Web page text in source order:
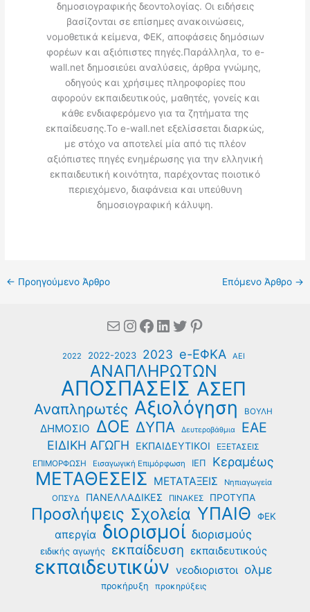
δημοσιογραφικής δεοντολογίας. Οι ειδήσεις
βασίζονται σε επίσημες ανακοινώσεις,
νομοθετικά κείμενα, ΦΕΚ, αποφάσεις δημόσιων
φορέων και αξιόπιστες πηγές.Παράλληλα, το e-
wall.net δημοσιεύει αναλύσεις, άρθρα γνώμης,
οδηγούς και χρήσιμες πληροφορίες που
αφορούν εκπαιδευτικούς, μαθητές, γονείς και
κάθε ενδιαφερόμενο για τα ζητήματα της
εκπαίδευσης.Το e-wall.net εξελίσσεται διαρκώς,
με στόχο να αποτελεί μία από τις πλέον
αξιόπιστες πηγές ενημέρωσης για την ελληνική
εκπαιδευτική κοινότητα, παρέχοντας ποιοτικό
περιεχόμενο, διαφάνεια και υπεύθυνη
δημοσιογραφική κάλυψη.
← Προηγούμενο Άρθρο Επόμενο Άρθρο →
MailInstagram
Facebook
Linkedin
Twitter
Pinterest
2022 2022-2023 2023 e-ΕΦΚΑ ΑΕΙ
ΑΝΑΠΛΗΡΩΤΩΝ
ΑΠΟΣΠΑΣΕΙΣ ΑΣΕΠ
Αναπληρωτές Αξιολόγηση ΒΟΥΛΗ
ΔΗΜΟΣΙΟ ΔΟΕ ΔΥΠΑ Δευτεροβάθμια ΕΑΕ
ΕΙΔΙΚΗ ΑΓΩΓΗ ΕΚΠΑΙΔΕΥΤΙΚΟΙ ΕΞΕΤΑΣΕΙΣ
ΕΠΙΜΟΡΦΩΣΗ Εισαγωγική Επιμόρφωση ΙΕΠ Κεραμέως
ΜΕΤΑΘΕΣΕΙΣ ΜΕΤΑΤΑΞΕΙΣ
Νηπιαγωγεία
ΟΠΣΥΔ
ΠΑΝΕΛΛΑΔΙΚΕΣ ΠΙΝΑΚΕΣ ΠΡΟΤΥΠΑ
Προσλήψεις Σχολεία ΥΠΑΙΘ ΦΕΚ
απεργία διορισμοί διορισμούς
ειδικής αγωγής εκπαίδευση εκπαιδευτικούς
εκπαιδευτικών νεοδιοριστοι ολμε
προκήρυξη προκηρύξεις